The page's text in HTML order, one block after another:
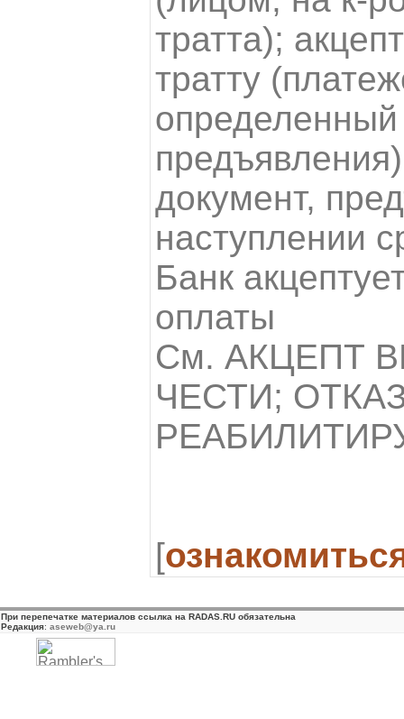
тратта);
тратту
определенный
документ,
наступлении
Банк
оплаты
См. АКЦЕПТ
ЧЕСТИ;
[
При перепечатке материалов ссылка на RADAS.RU обязательна
Редакция: aseweb@ya.ru